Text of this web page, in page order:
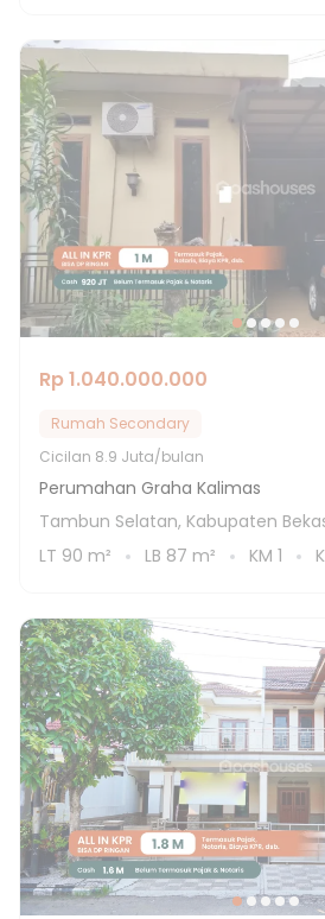
Rp 1.040.000.000
Rumah Secondary
Cicilan 8.9 Juta/bulan
Perumahan Graha Kalimas
Tambun Selatan, Kabupaten
LT 90 m² LB 87 m² KM 1